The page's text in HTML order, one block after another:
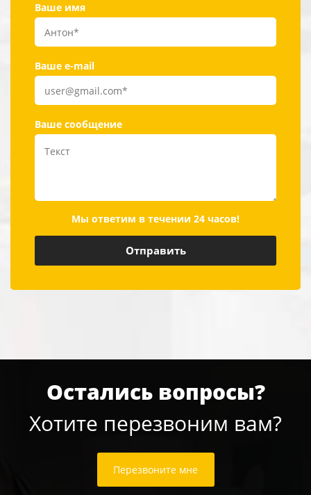
Ваше имя
Ваше e-mail
Ваше сообщение
Мы ответим в течении 24 часов!
Остались вопросы?
Хотите перезвоним вам?
Перезвоните мне